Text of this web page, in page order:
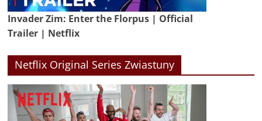
Invader Zim: Enter the Florpus | Official
Trailer | Netflix
Netflix Original Series Zwiastuny